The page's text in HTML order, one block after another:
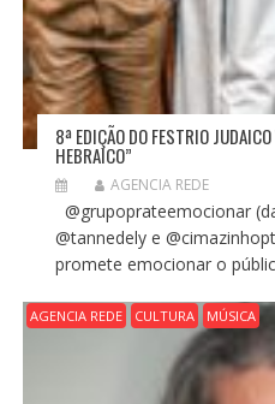
8ª EDIÇÃO DO FESTRIO
HEBRAICO”
AGENCIA REDE
@grupoprateemocionar
@tannedely e
promete emocionar o
AGENCIA REDE CULTURA MÚSICA